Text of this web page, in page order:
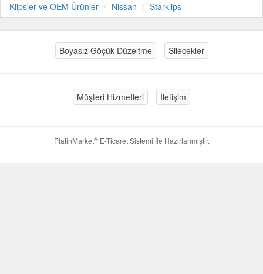
Klipsler ve OEM Ürünler Nissan Starklips
Boyasız Göçük Düzeltme Silecekler
Müşteri Hizmetleri İletişim
PlatinMarket®E-Ticaret Sistemi İle Hazırlanmıştır.